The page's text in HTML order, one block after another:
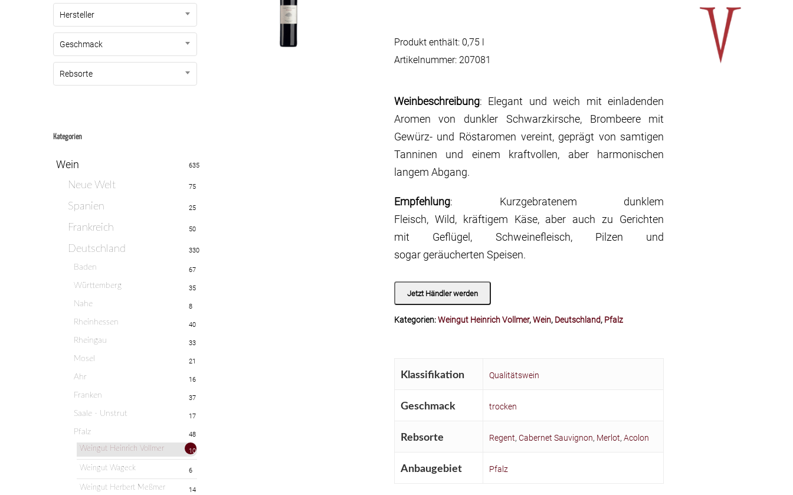
Hersteller
Geschmack
Rebsorte
Kategorien
Wein 635
Neue Welt 75
Spanien 25
Frankreich 50
Deutschland 330
Baden 67
Württemberg 35
Nahe 8
Rheinhessen 40
Rheingau 33
Mosel 21
Ahr 16
Franken 37
Saale - Unstrut 17
Pfalz
48
Weingut Heinrich Vollmer
10
Weingut Wageck 6
Weingut Herbert Meßmer 14
Produkt enthält: 0,75
Artikelnummer:207081
Weinbeschreibung: Elegant und weich mit einladenden
Aromen von dunkler Schwarzkirsche, Brombeere mit
Gewürz- und Röstaromen vereint, geprägt von samtigen
Tanninen und einem kraftvollen, aber harmonischen
langem Abgang.
Empfehlung: Kurzgebratenem dunklem
Fleisch, Wild, kräftigem Käse, aber auch zu Gerichten
mit Geflügel, Schweinefleisch, Pilzen und
sogar geräucherten Speisen.
Jetzt Händler werden
Kategorien:Weingut Heinrich Vollmer,Wein, Deutschland, Pfalz
Klassifikation Qualitätswein
Geschmack trocken
Rebsorte Regent, Cabernet Sauvignon, Merlot, Acolon
Anbaugebiet Pfalz